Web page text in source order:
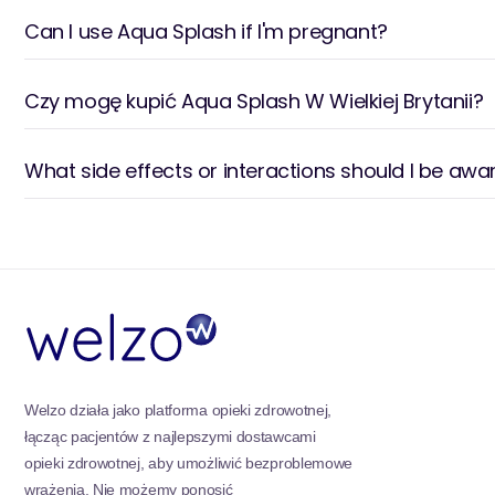
nawodnieniem w podróży, niezależnie od tego, czy
sprawy.
Kolekcja Aqua Splash w Welzo jest twoim
nawodnienia i ożywienia. Każdy produkt jest
dzień.
Can I use Aqua Splash if I'm pregnant?
Czy mogę kupić Aqua Splash W Wielkiej Brytanii?
What side effects or interactions should I be
Welzo działa jako platforma opieki zdrowotnej,
łącząc pacjentów z najlepszymi dostawcami
opieki zdrowotnej, aby umożliwić bezproblemowe
wrażenia. Nie możemy ponosić